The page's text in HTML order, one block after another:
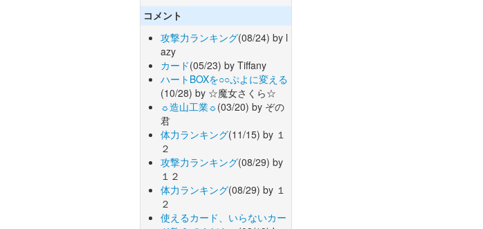
コメント
攻撃力ランキング(08/24) by l
azy
カード(05/23) by Tiffany
ハートBOXを○○ぷよに変える
(10/28) by ☆魔女さくら☆
☼造山工業☼(03/20) by ぞの
君
体力ランキング(11/15) by １
２
攻撃力ランキング(08/29) by
１２
体力ランキング(08/29) by １
２
使えるカード、いらないカー